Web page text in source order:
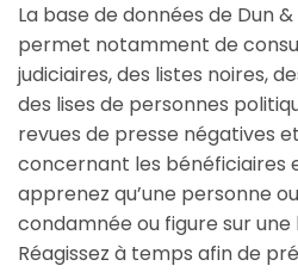
La base de données de Dun
permet notamment de
judiciaires, des listes noires,
des lises de personnes
revues de presse négatives
concernant les bénéficiaires
apprenez qu’une personne
condamnée ou figure sur
Réagissez à temps afin de